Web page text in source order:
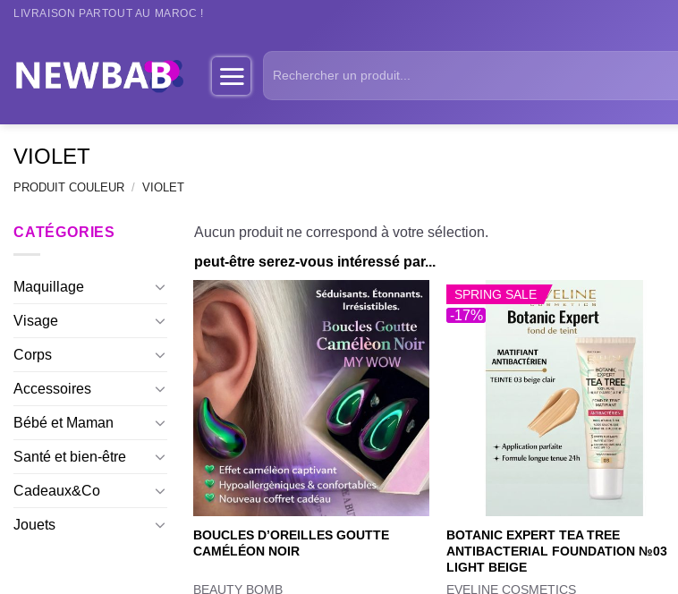
Passer
LIVRAISON PARTOUT AU MAROC !
Recherche
pour :
VIOLET
PRODUIT COULEUR / VIOLET
CATÉGORIES
Maquillage
Visage
Corps
Accessoires
Bébé et Maman
Santé et bien-être
Cadeaux&Co
Jouets
Aucun produit ne correspond à votre sélection.
peut-être serez-vous intéressé par...
BOUCLES D’OREILLES GOUTTE
CAMÉLÉON NOIR
BEAUTY BOMB
-17%
SPRING SALE
BOTANIC EXPERT TEA TREE
ANTIBACTERIAL FOUNDATION №03
LIGHT BEIGE
EVELINE COSMETICS